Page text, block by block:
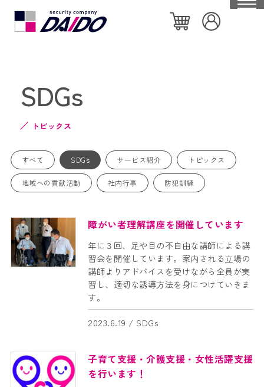
特徴や強み
会社概要
私たちの取り組み
社員ブログ
個人のお客様
法人のお客様
監視カメラシステム
交通誘導・イベント警備・施設警備等
SDGs
トピックス
すべて SDGs サービス紹介 トピックス
地域への貢献活動 社内行事 防犯訓練
障がい者理解講座を開催しています
年に３回、足や目の不自由な講師による講
習会を開催しています。案内される立場の
講師よりアドバイスを受けながら全員が実
習し、適切な誘導方法を身につけていきま
す。
2023.6.19 / SDGs
子育て支援・介護支援・女性活躍支援
を行います！